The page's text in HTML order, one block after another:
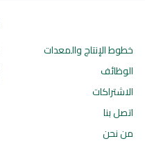
خطوط الإنتاجوالمعدات
الوظائف
الاشتراكات
اتصل بنا
من نحن